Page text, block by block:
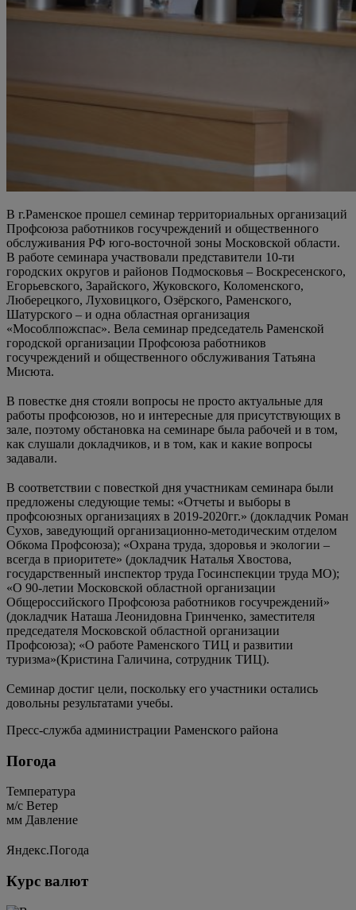
В г.Раменское прошел семинар территориальных организаций
Профсоюза работников госучреждений и общественного
обслуживания РФ юго-восточной зоны Московской области.
В работе семинара участвовали представители 10-ти
городских округов и районов Подмосковья – Воскресенского,
Егорьевского, Зарайского, Жуковского, Коломенского,
Люберецкого, Луховицкого, Озёрского, Раменского,
Шатурского – и одна областная организация
«Мособлпожспас». Вела семинар председатель Раменской
городской организации Профсоюза работников
госучреждений и общественного обслуживания Татьяна
Мисюта.
В повестке дня стояли вопросы не просто актуальные для
работы профсоюзов, но и интересные для присутствующих в
зале, поэтому обстановка на семинаре была рабочей и в том,
как слушали докладчиков, и в том, как и какие вопросы
задавали.
В соответствии с повесткой дня участникам семинара были
предложены следующие темы: «Отчеты и выборы в
профсоюзных организациях в 2019-2020гг.» (докладчик Роман
Сухов, заведующий организационно-методическим отделом
Обкома Профсоюза); «Охрана труда, здоровья и экологии –
всегда в приоритете» (докладчик Наталья Хвостова,
государственный инспектор труда Госинспекции труда МО);
«О 90-летии Московской областной организации
Общероссийского Профсоюза работников госучреждений»
(докладчик Наташа Леонидовна Гринченко, заместителя
председателя Московской областной организации
Профсоюза); «О работе Раменского ТИЦ и развитии
туризма»(Кристина Галичина, сотрудник ТИЦ).
​Семинар достиг цели, поскольку его участники остались
довольны результатами учебы.
Пресс-служба администрации Раменского района
Погода
Температура
м/c Ветер
мм Давление
Яндекс.Погода
Курс валют